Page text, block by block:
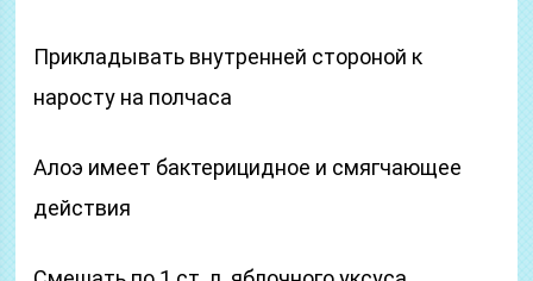
Прикладывать внутренней стороной к
наросту на полчаса
Алоэ имеет бактерицидное и смягчающее
действия